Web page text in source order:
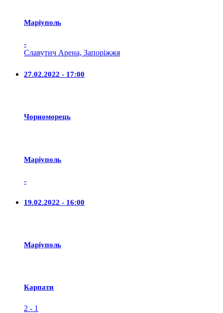
Маріуполь
-
Славутич Арена, Запоріжжя
27.02.2022 - 17:00
Чорноморець
Маріуполь
-
19.02.2022 - 16:00
Маріуполь
Карпати
2 - 1